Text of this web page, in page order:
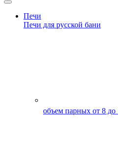
Печи
Печи для русской бани
объем парных от 8 до